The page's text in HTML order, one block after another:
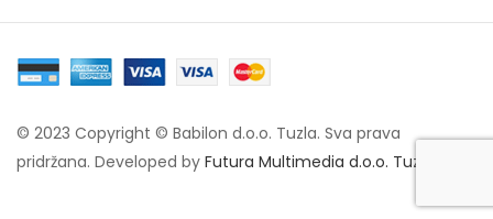
© 2023 Copyright © Babilon d.o.o. Tuzla. Sva prava
pridržana. Developed by Futura Multimedia d.o.o. Tuzla